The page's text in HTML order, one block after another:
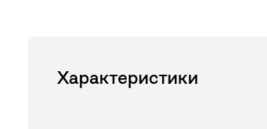
Характеристики